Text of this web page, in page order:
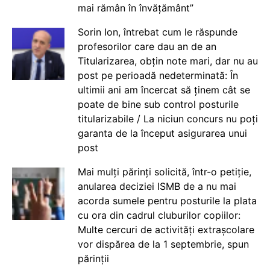
mai rămân în învățământ”
Sorin Ion, întrebat cum le răspunde
profesorilor care dau an de an
Titularizarea, obțin note mari, dar nu au
post pe perioadă nedeterminată: În
ultimii ani am încercat să ținem cât se
poate de bine sub control posturile
titularizabile / La niciun concurs nu poți
garanta de la început asigurarea unui
post
Mai mulți părinți solicită, într-o petiție,
anularea deciziei ISMB de a nu mai
acorda sumele pentru posturile la plata
cu ora din cadrul cluburilor copiilor:
Multe cercuri de activități extrașcolare
vor dispărea de la 1 septembrie, spun
părinții